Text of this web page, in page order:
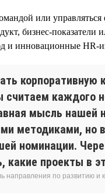
или управляться
бизнес-показатели
и инновационные HR-
корпоративную
каждого
мысль
методиками, но
номинации.
какие проекты в
направления по развитию